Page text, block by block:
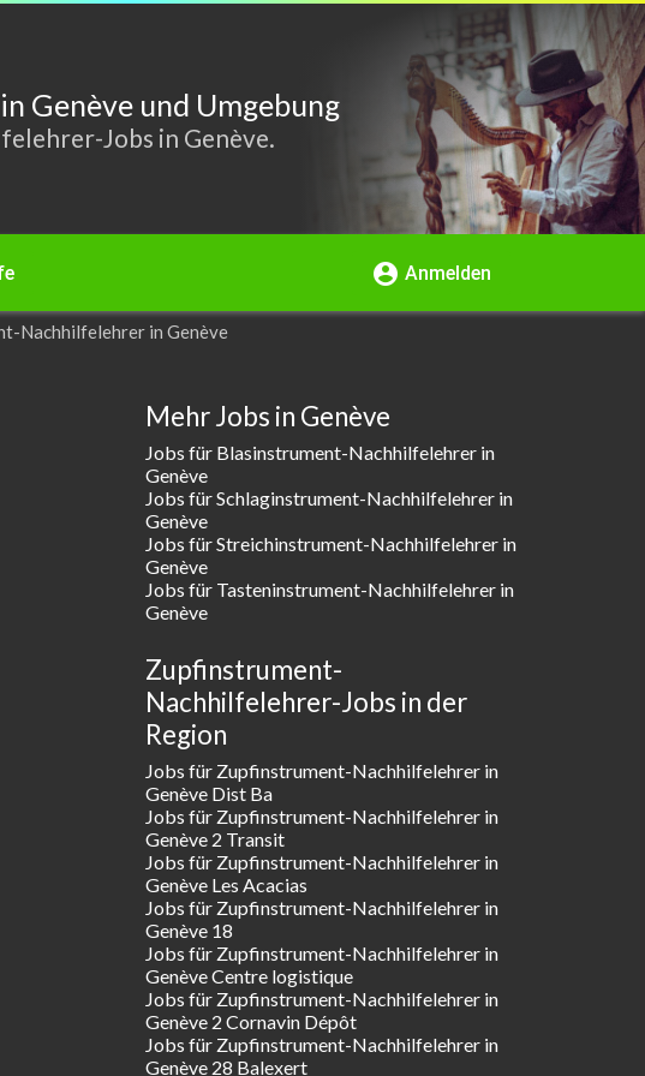
Genève und Umgebung
Jobs in Genève.
account_circle Anmelden
Nachhilfelehrer in Genève
Mehr Jobs in Genève
Jobs für Blasinstrument-Nachhilfelehrer in
Genève
Jobs für Schlaginstrument-Nachhilfelehrer in
Genève
Jobs für Streichinstrument-Nachhilfelehrer in
Genève
Jobs für Tasteninstrument-Nachhilfelehrer in
Genève
Zupfinstrument-
Nachhilfelehrer-Jobs in der
Region
Jobs für Zupfinstrument-Nachhilfelehrer in
Genève Dist Ba
Jobs für Zupfinstrument-Nachhilfelehrer in
Genève 2 Transit
Jobs für Zupfinstrument-Nachhilfelehrer in
Genève Les Acacias
Jobs für Zupfinstrument-Nachhilfelehrer in
Genève 18
Jobs für Zupfinstrument-Nachhilfelehrer in
Genève Centre logistique
Jobs für Zupfinstrument-Nachhilfelehrer in
Genève 2 Cornavin Dépôt
Jobs für Zupfinstrument-Nachhilfelehrer in
Genève 28 Balexert